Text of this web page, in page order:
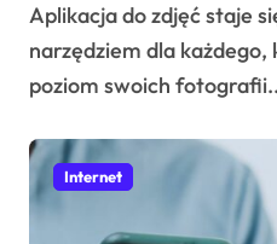
Aplikacja do zdjęć staje się nieodzownym
narzędziem dla każdego,
poziom swoich
Internet